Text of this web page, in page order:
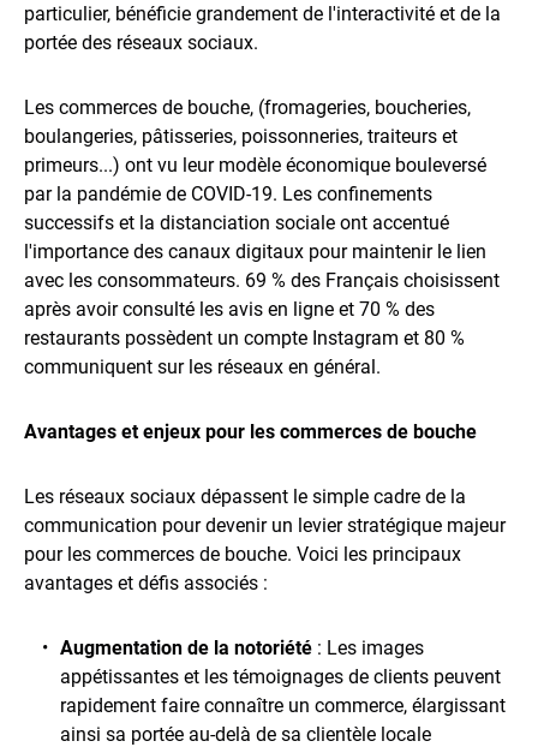
particulier, bénéficie grandement de l'interactivité et de la
portée des réseaux sociaux.
Les commerces de bouche, (fromageries, boucheries,
boulangeries, pâtisseries, poissonneries, traiteurs et
primeurs...) ont vu leur modèle économique bouleversé
par la pandémie de COVID-19. Les confinements
successifs et la distanciation sociale ont accentué
l'importance des canaux digitaux pour maintenir le lien
avec les consommateurs. 69 % des Français choisissent
après avoir consulté les avis en ligne et 70 % des
restaurants possèdent un compte Instagram et 80 %
communiquent sur les réseaux en général.
Avantages et enjeux pour les commerces de bouche
Les réseaux sociaux dépassent le simple cadre de la
communication pour devenir un levier stratégique majeur
pour les commerces de bouche. Voici les principaux
avantages et défis associés :
Augmentation de la notoriété : Les images
appétissantes et les témoignages de clients peuvent
rapidement faire connaître un commerce, élargissant
ainsi sa portée au-delà de sa clientèle locale